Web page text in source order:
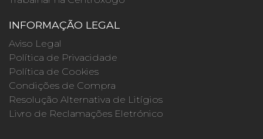
INFORMAÇÃO LEGAL
Aviso Legal
Política de Privacidade
Política de Cookies
Condições de Compra
Resolução Alternativa de Litígios
Livro de Reclamações Eletrónico